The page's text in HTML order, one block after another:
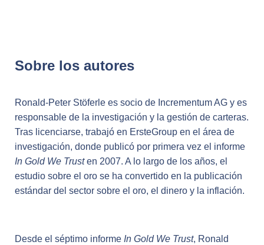
Sobre los autores
Ronald-Peter Stöferle es socio de Incrementum AG y es
responsable de la investigación y la gestión de carteras.
Tras licenciarse, trabajó en ErsteGroup en el área de
investigación, donde publicó por primera vez el informe
In Gold We Trusten 2007. A lo largo de los años, el
estudio sobre el oro se ha convertido en la publicación
estándar del sector sobre el oro, el dinero y la inflación.
Desde el séptimo informe In Gold We Trust, Ronald